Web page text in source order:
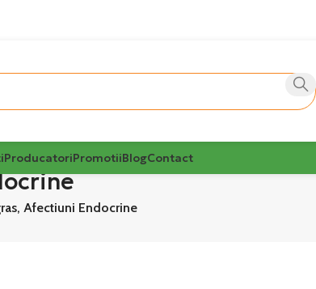
ProducatoriPromotiiBlogContact
Afectiuni Endocrine